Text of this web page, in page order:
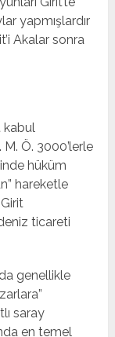
yapmışlardır
Akalar sonra
kabul
M. Ö. 3000’lerle
hüküm
hareketle
ticareti
genellikle
saray
en temel